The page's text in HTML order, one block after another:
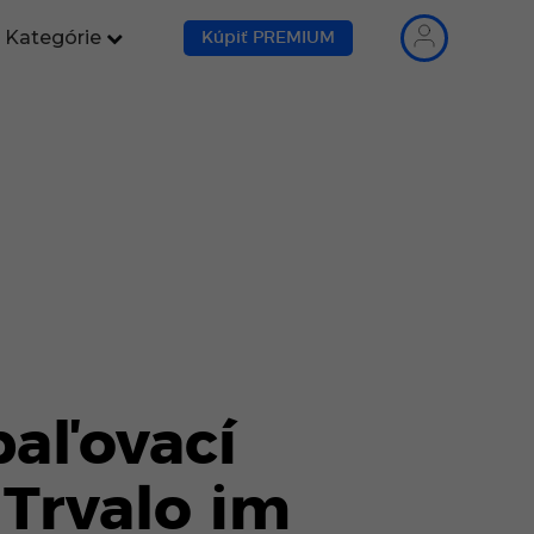
Kategórie Kúpiť PREMIUM
im